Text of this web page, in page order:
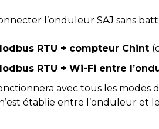
l’onduleur SAJ sans
RTU + compteur Chint
RTU + Wi-Fi entre
avec tous les
établie entre l’onduleur et